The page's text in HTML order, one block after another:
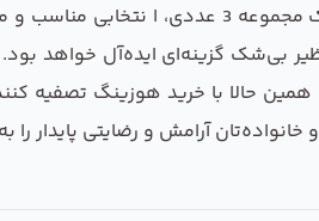
با توجه به ویژگی‌ها و مزایای ذکر شده، خرید هوزینگ
بی‌شک گزینه‌ای ایده‌آل خواهد
آرامش و رضایتی پایدار را